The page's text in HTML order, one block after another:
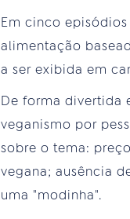
Em cinco
alimentação
a ser exibida em
De forma divertida
veganismo por
sobre o tema:
vegana; ausência
uma "modinha".